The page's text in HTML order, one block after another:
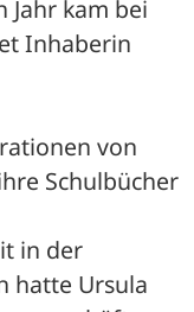
kam bei
Inhaberin
von
Schulbücher
in der
hatte Ursula